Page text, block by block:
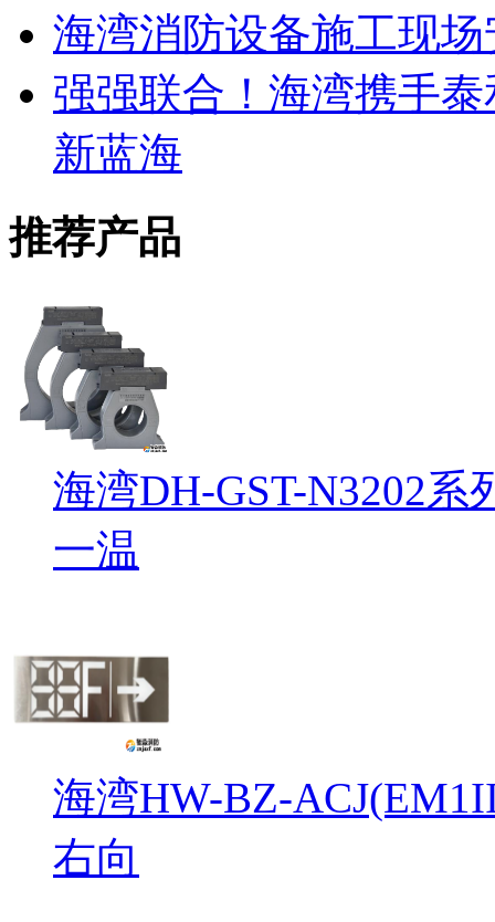
海湾消防设备施工现
强强联合！海湾携手
新蓝海
推荐产品
海湾DH-GST-N3202
一温
海湾HW-BZ-
右向